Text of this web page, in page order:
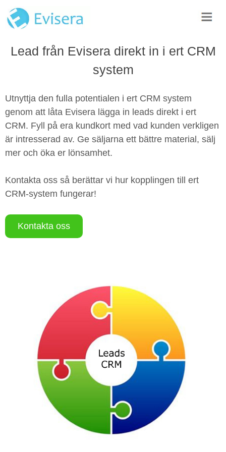
Lead från Evisera direkt in i ert CRM
system
Utnyttja den fulla potentialen i ert CRM system
genom att låta Evisera lägga in leads direkt i ert
CRM. Fyll på era kundkort med vad kunden verkligen
är intresserad av. Ge säljarna ett bättre material, sälj
mer och öka er lönsamhet.
Kontakta oss så berättar vi hur kopplingen till ert
CRM-system fungerar!
Kontakta oss